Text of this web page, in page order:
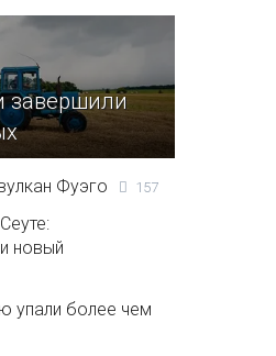
завершили
Фуэго 157
новый
упали более чем